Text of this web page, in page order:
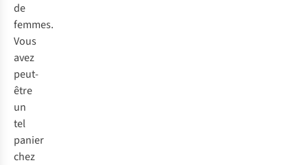
de
femmes.
Vous
avez
peut-
être
un
tel
panier
chez